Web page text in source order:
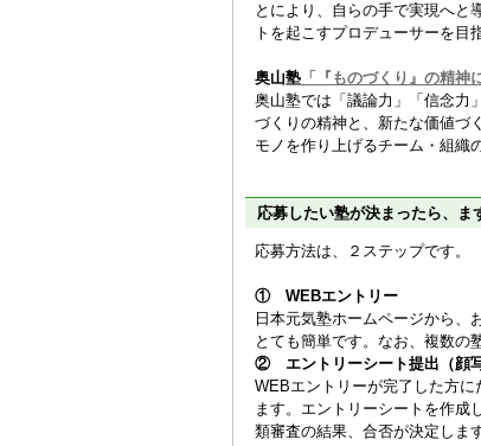
とにより、自らの手で実現へと
トを起こすプロデューサーを目
奥山塾 「『ものづくり』の精神
奥山塾では「議論力」「信念力
づくりの精神と、新たな価値づ
モノを作り上げるチーム・組織
応募したい塾が決まったら、ま
応募方法は、２ステップです。
① WEBエントリー
日本元気塾ホームページから、
とても簡単です。なお、複数の
② エントリーシート提出（顔写
WEBエントリーが完了した方
ます。エントリーシートを作成
類審査の結果、合否が決定します